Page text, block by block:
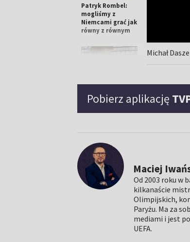
Patryk Rombel:
mogliśmy z
Niemcami grać jak
równy z równym
jeśli poprawimy
atak, to będzie
zupełnie inaczej
00:02:28
Kamil Syprzak:
walczymy o
odbudowanie
Michał
Pobierz aplikację
Maciej
Od 2003 roku w
kilkanaście
Olimpijskich,
Paryżu. Ma za
mediami i jest
UEFA.